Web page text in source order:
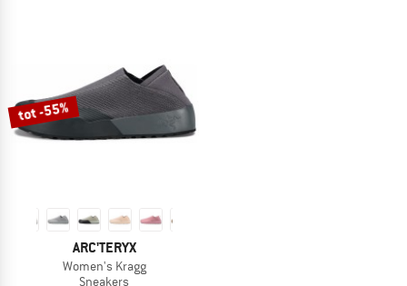
tot -55%
ARC'TERYX
Women's Kragg
Sneakers